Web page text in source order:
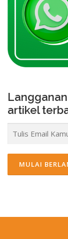
i
o
artikel